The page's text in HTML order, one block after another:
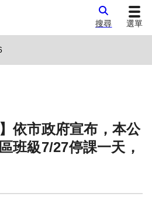
搜尋 選單
依市政府宣布，本公
班級7/27停課一天，